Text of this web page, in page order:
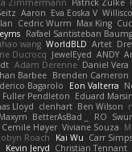
Zimmermann Patrick Zulke
Aaron Eva Eoska V
Cedric Wurm Max King
Rafael Santisteban
wang WorldBLD Artet
Ducrocq JewelEyed ANDY
Adam Derenne Daniel Vera
Barbee Brenden Cameron
Bagarolo Eon Valterra
Fuller Pendleton Eduard
Lloyd clenhart Ben Wilson
BetterAsBad _ RO
Cemile Høyer Viviane Souza
Roach Kai Wu Carr
Kevin Jeryd Christian Tennant